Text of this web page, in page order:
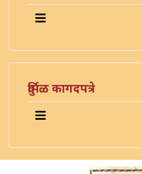
दुर्मिळ कागदपत्रे